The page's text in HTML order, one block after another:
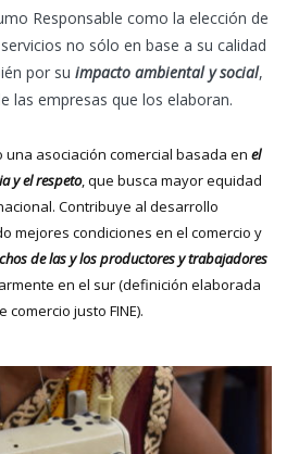
Responsable como la elección de
no sólo en base a su calidad
por su impacto ambiental y social,
las empresas que los elaboran.
una asociación comercial basada en el
y el respeto, que busca mayor equidad
Contribuye al desarrollo
mejores condiciones en el comercio y
de las y los productores y trabajadores
en el sur (definición elaborada
justo FINE).